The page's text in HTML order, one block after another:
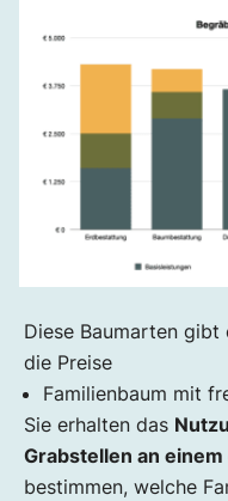
Diese Baumarten
die Preise
Familienbaum mit
Sie erhalten das
Grabstellen an
bestimmen, welche